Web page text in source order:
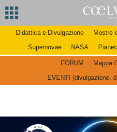
Didattica e Divulgazione Mostre
Supernovae
NASA
FORUM
Mappa
EVENTI (divulgazione,